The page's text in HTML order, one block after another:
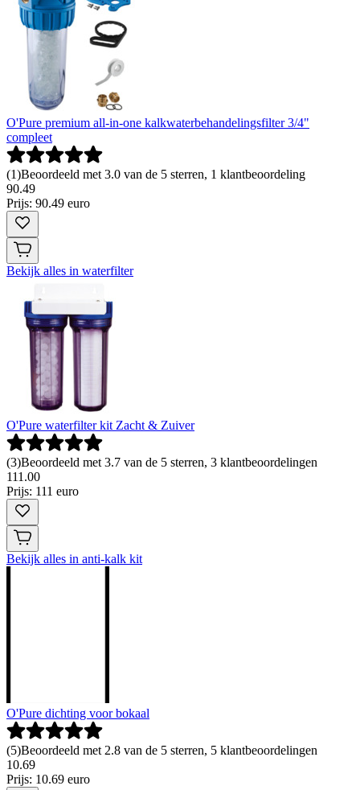
O'Pure premium all-in-one kalkwaterbehandelingsfilter 3/4"
compleet
(1)Beoordeeld met 3.0 van de 5 sterren, 1 klantbeoordeling
90.49
Prijs: 90.49 euro
Bekijk alles in waterfilter
O'Pure waterfilter kit Zacht & Zuiver
(3)Beoordeeld met 3.7 van de 5 sterren, 3 klantbeoordelingen
111 .00
Prijs: 111 euro
Bekijk alles in anti-kalk kit
O'Pure dichting voor bokaal
(5)Beoordeeld met 2.8 van de 5 sterren, 5 klantbeoordelingen
10.69
Prijs: 10.69 euro